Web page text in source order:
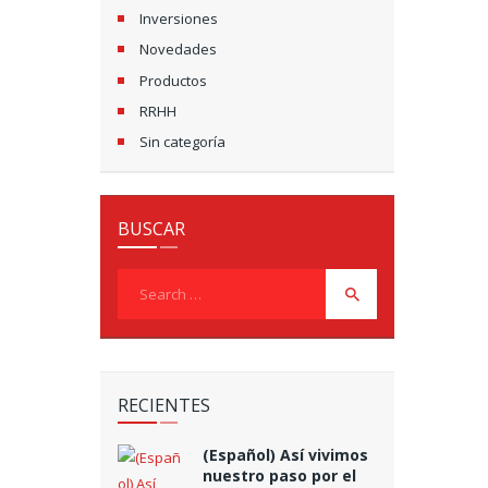
Inversiones
Novedades
Productos
RRHH
Sin categoría
BUSCAR
RECIENTES
(Español) Así vivimos
nuestro paso por el